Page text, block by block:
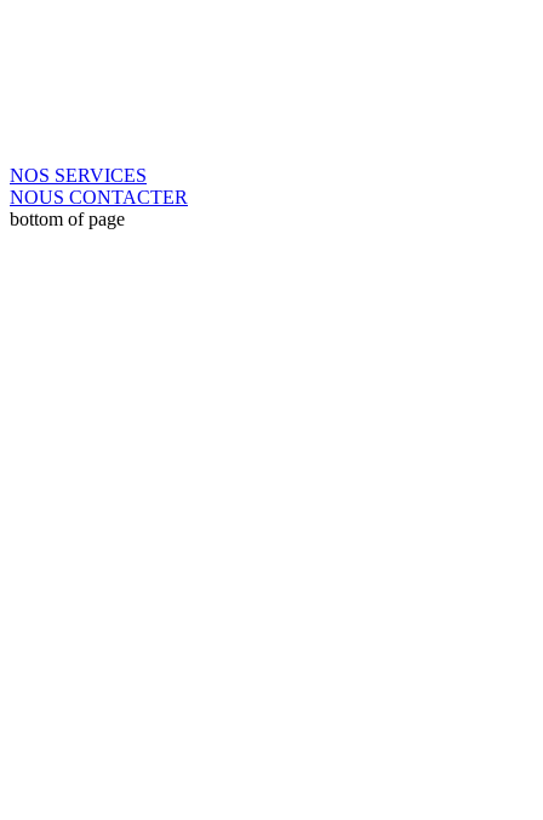
NOS SERVICES
NOUS CONTACTER
bottom of page